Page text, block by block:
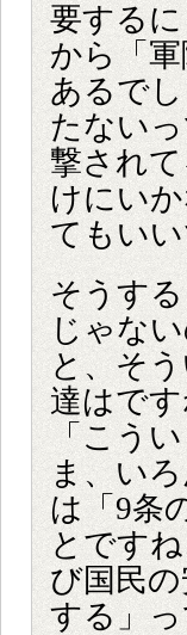
要する
から「
あるで
たない
撃され
けにい
てもい
そうす
じゃな
と、そ
達はで
「こう
ま、い
は「9条
とです
び国民
する」